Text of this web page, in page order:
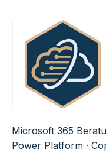
Microsoft 365
Power Platform ·